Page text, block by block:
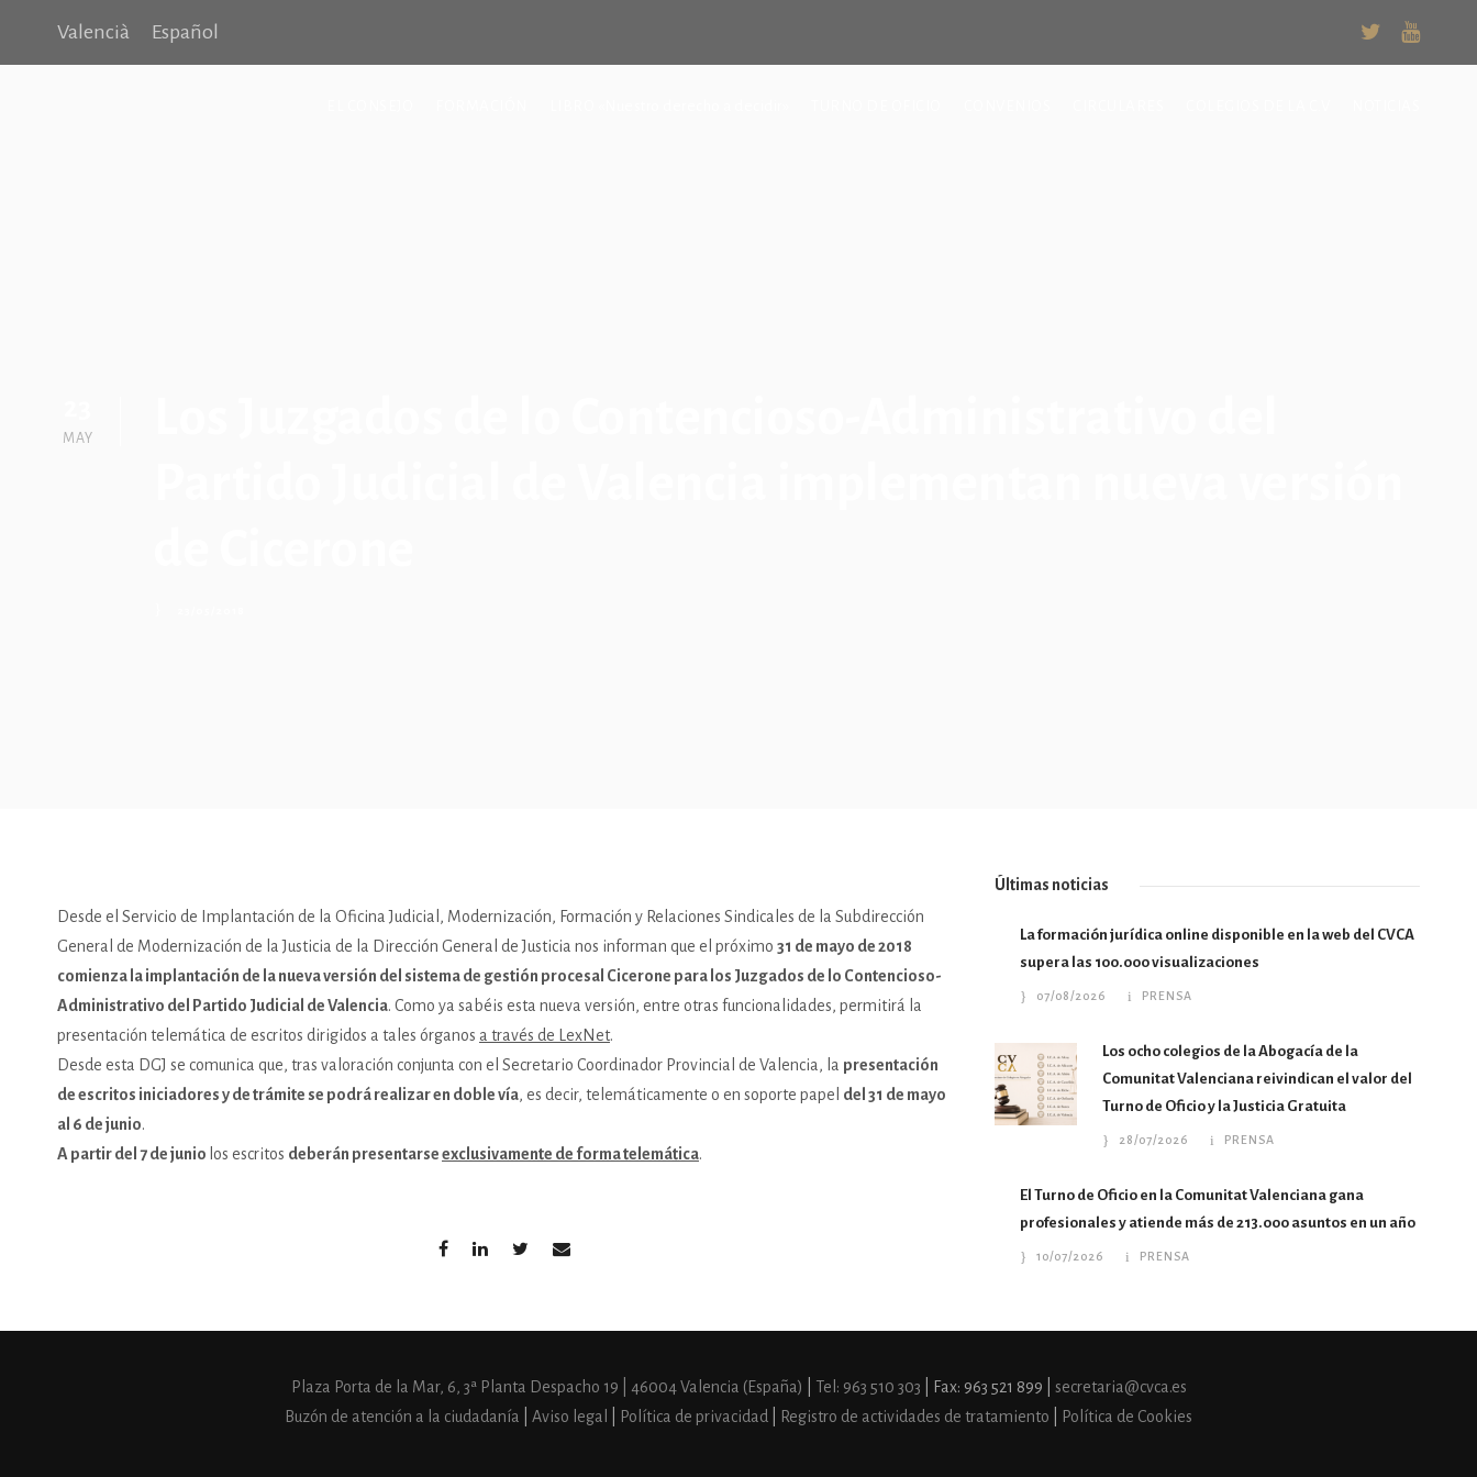
Valencià Español
MAY
Desde el Servicio de Implantación de la Oficina Judicial, Modernización, Formación y Relaciones Sindicales de la Subdirección
General de Modernización de la Justicia de la Dirección General de Justicia nos informan que el próximo 31 de mayo de 2018
comienza la implantación de la nueva versión del sistema de gestión procesal Cicerone para los Juzgados de lo Contencioso-
Administrativo del Partido Judicial de Valencia. Como ya sabéis esta nueva versión, entre otras funcionalidades, permitirá la
presentación telemática de escritos dirigidos a tales órganos a través de LexNet.
Desde esta DGJ se comunica que, tras valoración conjunta con el Secretario Coordinador Provincial de Valencia, la presentación
de escritos iniciadores y de trámite se podrá realizar en doble vía, es decir, telemáticamente o en soporte papel del 31 de mayo
al 6 de junio.
A partir del 7 de junio los escritos deberán presentarseexclusivamente de forma telemática.
Últimas noticias
La formación jurídica online disponible en la web del CVCA
supera las 100.000 visualizaciones
07/08/2026 PRENSA
Los ocho colegios de la Abogacía de la
Comunitat Valenciana reivindican el valor del
Turno de Oficio y la Justicia Gratuita
28/07/2026 PRENSA
El Turno de Oficio en la Comunitat Valenciana gana
profesionales y atiende más de 213.000 asuntos en un año
10/07/2026 PRENSA
Plaza Porta de la Mar, 6, 3ª Planta Despacho 19 | 46004 Valencia (España) Tel: 963 510 303 | Fax: 963 521 899 | secretaria@cvca.es
Buzón de atención a la ciudadanía
Aviso legal Política de privacidad Registro de actividades de tratamiento Política de Cookies